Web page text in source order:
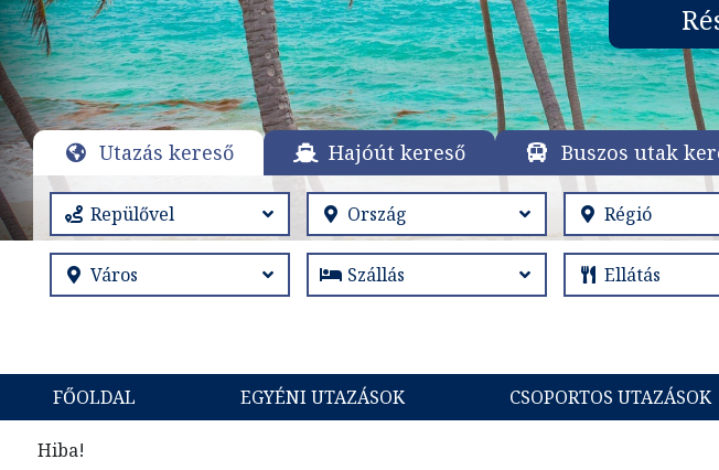
Utazás kereső Hajóút kereső Buszos utak
FŐOLDAL EGYÉNI UTAZÁSOK CSOPORTOS UTAZÁSOK
Hiba!